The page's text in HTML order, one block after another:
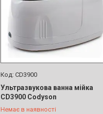
CD3900
Ультразвукова ванна мійка
CD3900 Codyson
Немає в наявності